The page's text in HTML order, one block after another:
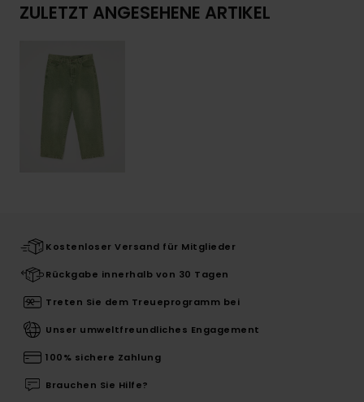
ZULETZT ANGESEHENE ARTIKEL
Kostenloser Versand für Mitglieder
Rückgabe innerhalb von 30 Tagen
Treten Sie dem Treueprogramm bei
Unser umweltfreundliches Engagement
100% sichere Zahlung
Brauchen Sie Hilfe?